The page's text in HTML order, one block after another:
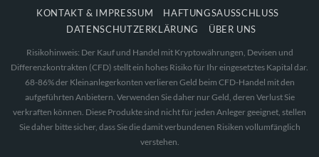
KONTAKT & IMPRESSUM
HAFTUNGSAUSSCHLUSS
DATENSCHUTZERKLÄRUNG
ÜBER UNS
Risikohinweis: Der Kauf und Handel mit Kryptowährungen, Devisen und
Differenzkontrakten (CFD) stellt ein hohes Risiko für Ihr eingesetztes Kapital dar.
68-86% der Kleinanlegerkonten verlieren Geld beim CFD-Handel mit den
aufgeführten Anbietern. Verwenden Sie daher nur Geld, deren Verlust Sie
verkraften können. Diese Produkte sind nicht für jeden Anleger geeignet, stellen
Sie daher bitte sicher, dass Sie die damit verbundenen Risiken vollumfänglich
verstehen.